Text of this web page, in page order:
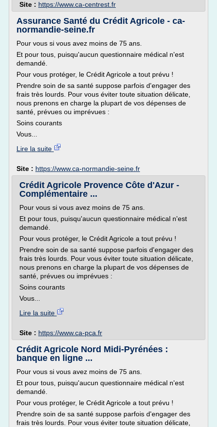
Site : https://www.ca-centrest.fr
Assurance Santé du Crédit Agricole - ca-
normandie-seine.fr
Pour vous si vous avez moins de 75 ans.
Et pour tous, puisqu'aucun questionnaire médical n'est
demandé.
Pour vous protéger, le Crédit Agricole a tout prévu !
Prendre soin de sa santé suppose parfois d'engager des
frais très lourds. Pour vous éviter toute situation délicate,
nous prenons en charge la plupart de vos dépenses de
santé, prévues ou imprévues :
Soins courants
Vous...
Lire la suite
Site : https://www.ca-normandie-seine.fr
Crédit Agricole Provence Côte d'Azur -
Complémentaire ...
Pour vous si vous avez moins de 75 ans.
Et pour tous, puisqu'aucun questionnaire médical n'est
demandé.
Pour vous protéger, le Crédit Agricole a tout prévu !
Prendre soin de sa santé suppose parfois d'engager des
frais très lourds. Pour vous éviter toute situation délicate,
nous prenons en charge la plupart de vos dépenses de
santé, prévues ou imprévues :
Soins courants
Vous...
Lire la suite
Site : https://www.ca-pca.fr
Crédit Agricole Nord Midi-Pyrénées :
banque en ligne ...
Pour vous si vous avez moins de 75 ans.
Et pour tous, puisqu'aucun questionnaire médical n'est
demandé.
Pour vous protéger, le Crédit Agricole a tout prévu !
Prendre soin de sa santé suppose parfois d'engager des
frais très lourds. Pour vous éviter toute situation délicate,